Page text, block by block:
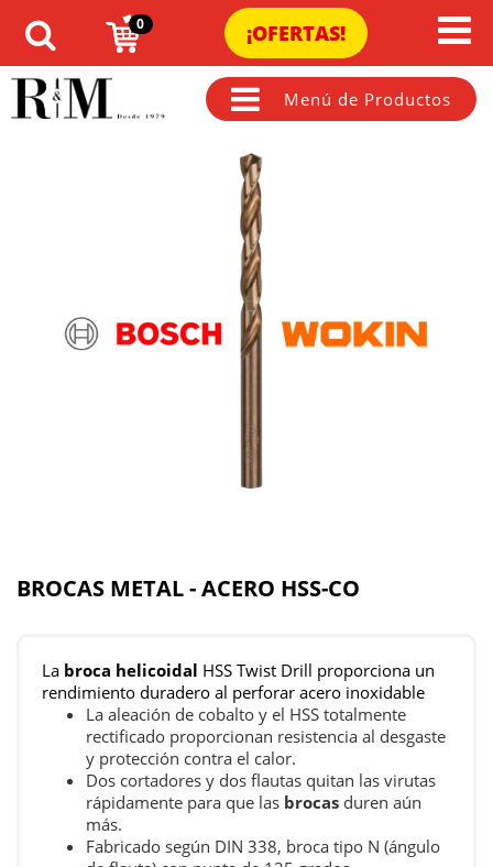
0 ¡OFERTAS!
Menú de Productos
BROCAS METAL - ACERO HSS-CO
La broca helicoidal HSS Twist Drill proporciona un
rendimiento duradero al perforar acero inoxidable
La aleación de cobalto y el HSS totalmente
rectificado proporcionan resistencia al desgaste
y protección contra el calor.
Dos cortadores y dos flautas quitan las virutas
rápidamente para que las brocas duren aún
más.
Fabricado según DIN 338, broca tipo N (ángulo